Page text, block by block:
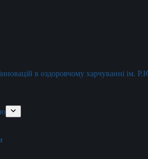
в оздоровчому харчуванні ім.